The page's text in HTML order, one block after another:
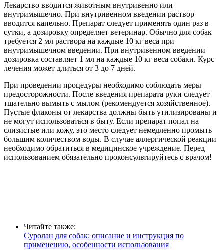
Лекарство вводится животным внутривенно или
внутримышечно. При внутривенном введении раствор
вводится капельно. Препарат следует применять один раз в
сутки, а дозировку определяет ветеринар. Обычно для собак
требуется 2 мл раствора на каждые 10 кг веса при
внутримышечном введении. При внутривенном введении
дозировка составляет 1 мл на каждые 10 кг веса собаки. Курс
лечения может длиться от 3 до 7 дней.
При проведении процедуры необходимо соблюдать меры
предосторожности. После введения препарата руки следует
тщательно вымыть с мылом (рекомендуется хозяйственное).
Пустые флаконы от лекарства должны быть утилизированы и
не могут использоваться в быту. Если препарат попал на
слизистые или кожу, это место следует немедленно промыть
большим количеством воды. В случае аллергической реакции
необходимо обратиться в медицинское учреждение. Перед
использованием обязательно проконсультируйтесь с врачом!
Читайте также:
Суролан для собак: описание и инструкция по
применению, особенности использования